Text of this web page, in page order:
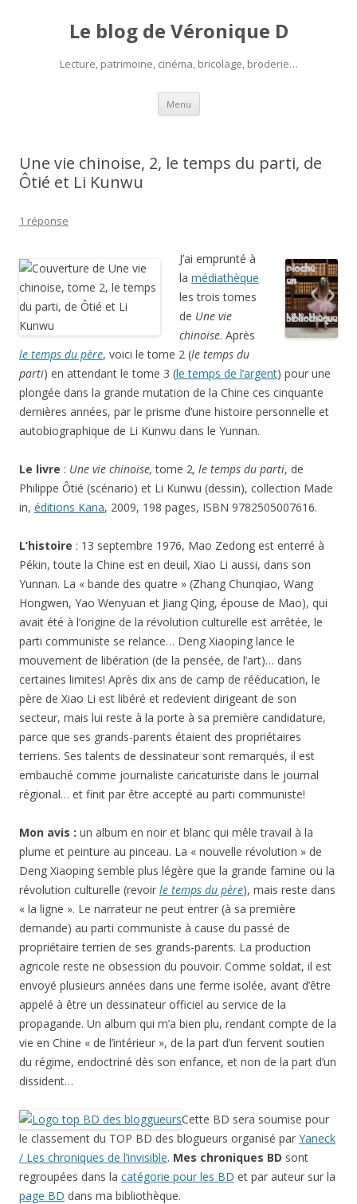
Le blog de Véronique D
Lecture, patrimoine, cinéma, bricolage, broderie…
Menu Aller
contenu
Une vie chinoise, 2, le temps du parti, de
Ôtié et Li Kunwu
1 réponse
J’ai emprunté à
la médiathèque
les trois tomes
de Une vie
chinoise. Après
le temps du père, voici le tome 2 (le temps du
parti) en attendant le tome 3 (le temps de l’argent) pour une
plongée dans la grande mutation de la Chine ces cinquante
dernières années, par le prisme d’une histoire personnelle et
autobiographique de Li Kunwu dans le Yunnan.
Le livre : Une vie chinoise,tome 2, le temps du parti, de
Philippe Ôtié (scénario) et Li Kunwu (dessin), collection Made
in, éditions Kana, 2009, 198 pages, ISBN 9782505007616.
L’histoire : 13 septembre 1976, Mao Zedong est enterré à
Pékin, toute la Chine est en deuil, Xiao Li aussi, dans son
Yunnan. La « bande des quatre » (Zhang Chunqiao, Wang
Hongwen, Yao Wenyuan et Jiang Qing, épouse de Mao), qui
avait été à l’origine de la révolution culturelle est arrêtée, le
parti communiste se relance… Deng Xiaoping lance le
mouvement de libération (de la pensée, de l’art)… dans
certaines limites! Après dix ans de camp de rééducation, le
père de Xiao Li est libéré et redevient dirigeant de son
secteur, mais lui reste à la porte à sa première candidature,
parce que ses grands-parents étaient des propriétaires
terriens. Ses talents de dessinateur sont remarqués, il est
embauché comme journaliste caricaturiste dans le journal
régional… et finit par être accepté au parti communiste!
Mon avis : un album en noir et blanc qui mêle travail à la
plume et peinture au pinceau. La « nouvelle révolution » de
Deng Xiaoping semble plus légère que la grande famine ou la
révolution culturelle (revoir le temps du père), mais reste dans
« la ligne ». Le narrateur ne peut entrer (à sa première
demande) au parti communiste à cause du passé de
propriétaire terrien de ses grands-parents. La production
agricole reste ne obsession du pouvoir. Comme soldat, il est
envoyé plusieurs années dans une ferme isolée, avant d’être
appelé à être un dessinateur officiel au service de la
propagande. Un album qui m’a bien plu, rendant compte de la
vie en Chine « de l’intérieur », de la part d’un fervent soutien
du régime, endoctriné dès son enfance, et non de la part d’un
dissident…
Cette BD sera soumise pour
le classement du TOP BD des blogueurs organisé par Yaneck
/ Les chroniques de l’invisible. Mes chroniques BD sont
regroupées dans la catégorie pour les BD et par auteur sur la
page BD dans ma bibliothèque.